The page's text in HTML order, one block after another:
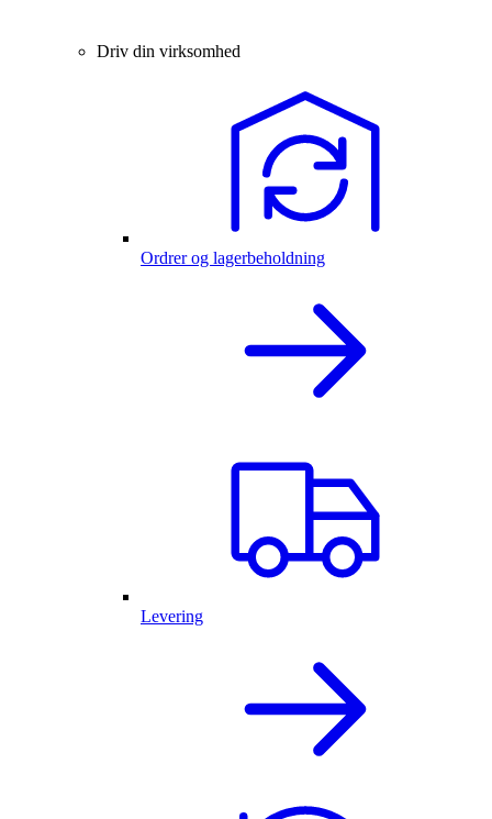
Driv din virksomhed
Ordrer og lagerbeholdning
Levering